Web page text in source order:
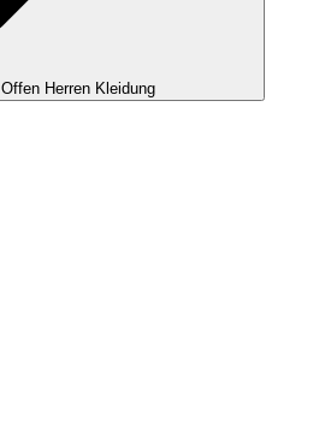
Offen Herren Kleidung